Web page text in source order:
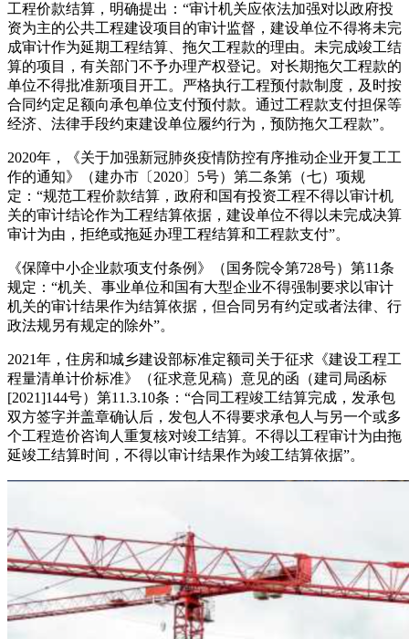
工程价款结算，明确提出：“审计机关应依法加强对以政府投
资为主的公共工程建设项目的审计监督，建设单位不得将未完
成审计作为延期工程结算、拖欠工程款的理由。未完成竣工结
算的项目，有关部门不予办理产权登记。对长期拖欠工程款的
单位不得批准新项目开工。严格执行工程预付款制度，及时按
合同约定足额向承包单位支付预付款。通过工程款支付担保等
经济、法律手段约束建设单位履约行为，预防拖欠工程款”。
2020年，《关于加强新冠肺炎疫情防控有序推动企业开复工工
作的通知》（建办市〔2020〕5号）第二条第（七）项规
定：“规范工程价款结算，政府和国有投资工程不得以审计机
关的审计结论作为工程结算依据，建设单位不得以未完成决算
审计为由，拒绝或拖延办理工程结算和工程款支付”。
《保障中小企业款项支付条例》（国务院令第728号）第11条
规定：“机关、事业单位和国有大型企业不得强制要求以审计
机关的审计结果作为结算依据，但合同另有约定或者法律、行
政法规另有规定的除外”。
2021年，住房和城乡建设部标准定额司关于征求《建设工程工
程量清单计价标准》（征求意见稿）意见的函（建司局函标
[2021]144号）第11.3.10条：“合同工程竣工结算完成，发承包
双方签字并盖章确认后，发包人不得要求承包人与另一个或多
个工程造价咨询人重复核对竣工结算。不得以工程审计为由拖
延竣工结算时间，不得以审计结果作为竣工结算依据”。